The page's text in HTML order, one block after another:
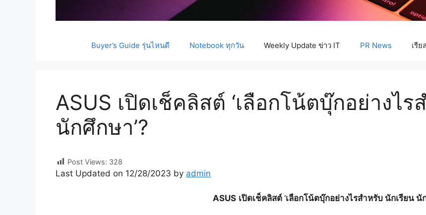
Buyer’s Guide รุ่นไหนดี Notebook ทุกวัน Weekly Update ข่าว IT PR News เรี
ASUS เปิดเช็คลิสต์ ‘เลือกโน้ตบุ๊กอย่างไ
นักศึกษา’?
Post Views: 328
Last Updated on 12/28/2023 by admin
ASUS เปิดเช็คลิสต์ ‘เลือกโน้ตบุ๊กอย่างไรสำหรับ นักเรียน นั